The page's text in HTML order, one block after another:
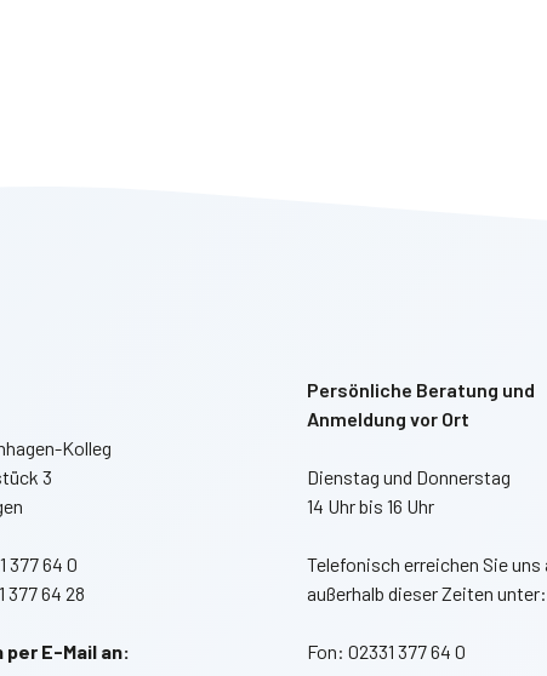
Kolleg
3
377 64 0
377 64 28
E-Mail an:
Persönliche Beratung und
Anmeldung vor Ort
Dienstag und Donnerstag
14 Uhr bis 16 Uhr
Telefonisch erreichen Sie uns
außerhalb dieser Zeiten unter:
Fon: 02331 377 64 0